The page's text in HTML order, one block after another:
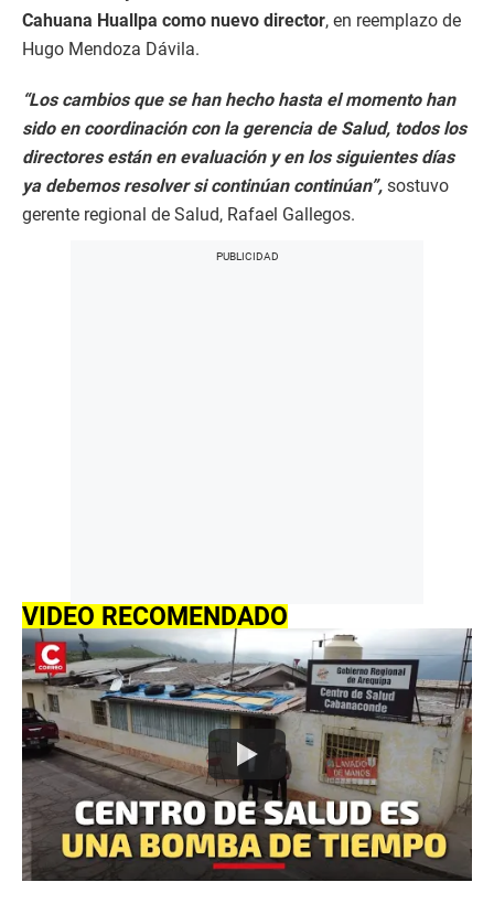
Cahuana Huallpa como nuevo director, en reemplazo de
Hugo Mendoza Dávila.
“Los cambios que se han hecho hasta el momento han
sido en coordinación con la gerencia de Salud, todos los
directores están en evaluación y en los siguientes días
ya debemos resolver si continúan continúan”, sostuvo
gerente regional de Salud, Rafael Gallegos.
VIDEO RECOMENDADO